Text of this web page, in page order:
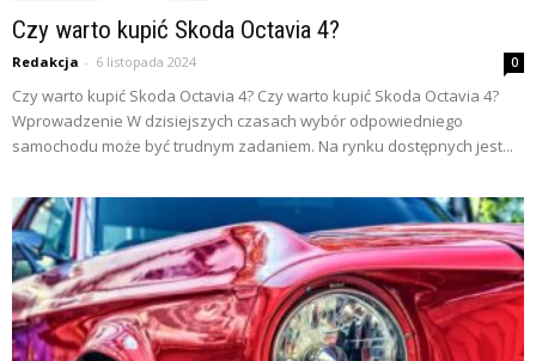
Czy warto kupić Skoda Octavia 4?
Redakcja - 6 listopada 2024 0
Czy warto kupić Skoda Octavia 4? Czy warto kupić Skoda Octavia 4?
Wprowadzenie W dzisiejszych czasach wybór odpowiedniego
samochodu może być trudnym zadaniem. Na rynku dostępnych jest...